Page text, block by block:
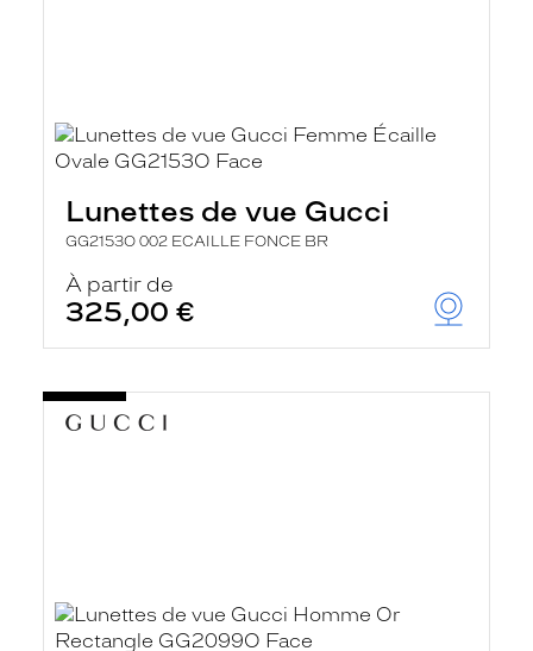
Lunettes de vue Gucci
GG2153O 002 ECAILLE FONCE BR
À partir de
325,00 €